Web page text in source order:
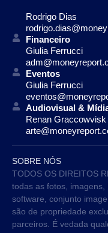
Rodrigo Dias
Financeiro
Giulia Ferrucci
Eventos
Giulia Ferrucci
Audiovisual &
Renan Graccowvisk
SOBRE NÓS
TODOS OS DIREITOS
todas as fotos,
software, conjunto
são de propriedade
parceiros. É vedada